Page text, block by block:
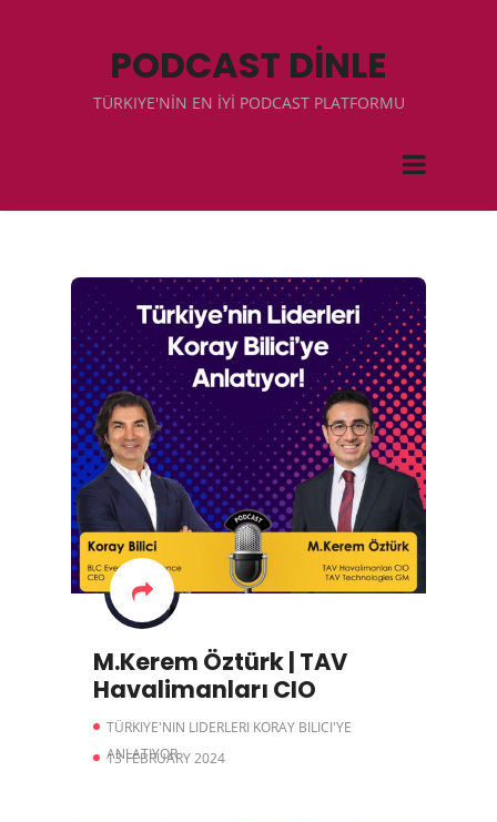
PODCAST DİNLE
TÜRKIYE'NİN EN İYİ PODCAST PLATFORMU
M.Kerem Öztürk | TAV
Havalimanları CIO
TÜRKIYE'NIN LIDERLERI KORAY BILICI'YE
ANLATIYOR
13 FEBRUARY 2024